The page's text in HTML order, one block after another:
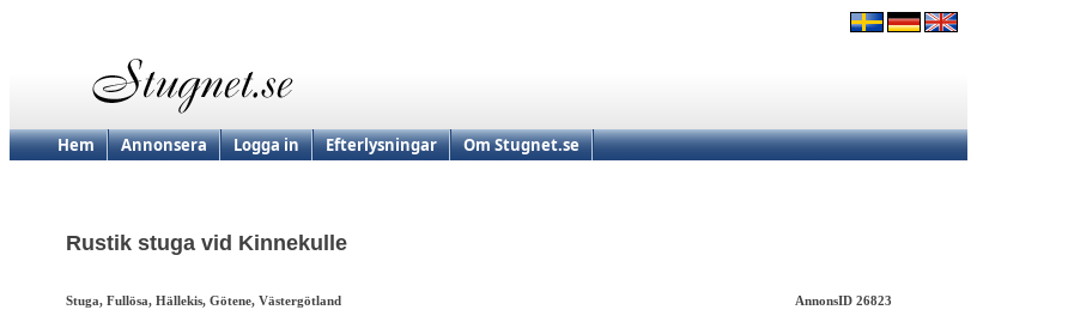
Hem Annonsera Logga in Efterlysningar Om Stugnet.se
Rustik stuga vid Kinnekulle
Stuga, Fullösa, Hällekis, Götene, Västergötland AnnonsID 26823